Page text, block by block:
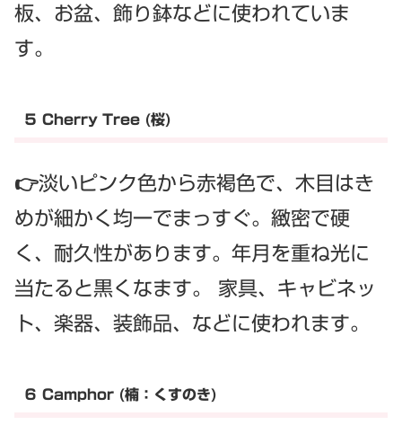
板、お盆、飾り鉢などに使われていま
す。
５ Cherry Tree (桜)
👉淡いピンク色から赤褐色で、木目はき
めが細かく均一でまっすぐ。緻密で硬
く、耐久性があります。年月を重ね光に
当たると黒くなます。 家具、キャビネッ
ト、楽器、装飾品、などに使われます。
６ Camphor (楠：くすのき)